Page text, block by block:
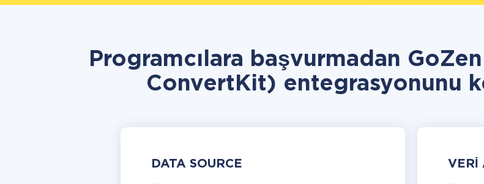
Programcılara başvurmadan
ConvertKit) entegrasyonunu
DATA SOURCE VERI